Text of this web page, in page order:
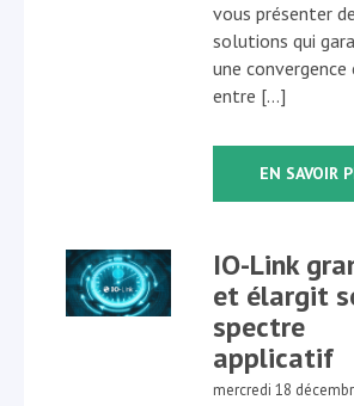
vous présenter
solutions qui
une
entre […]
EN SAVOIR
IO-Link
et élargit
spectre
applicatif
mercredi 18